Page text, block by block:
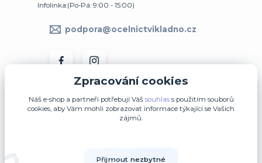
Infolinka:(Po-Pá: 9:00 - 15:00)
podpora@ocelnictvikladno.cz
Zpracování cookies
Náš e-shop a partneři potřebují Váš souhlass použitím souborů
cookies, aby Vám mohli zobrazovat informace týkající se Vašich
zájmů.
Přijmout nezbytné